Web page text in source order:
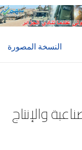
النسخة المصورة
والإنتاج